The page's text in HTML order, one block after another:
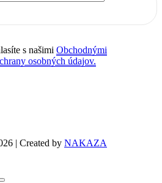
s našimi Obchodnými
osobných údajov.
| Created by NAKAZA